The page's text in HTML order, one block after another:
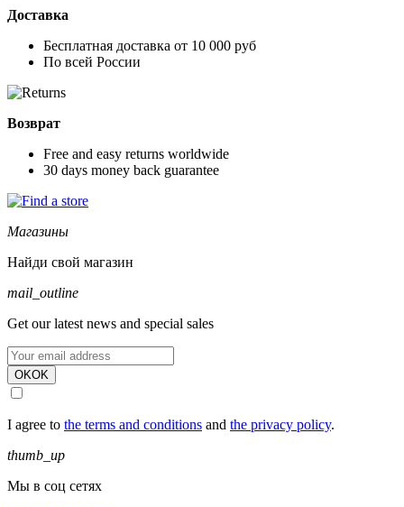
Доставка
Бесплатная доставка от 10 000 руб
По всей России
Возврат
Free and easy returns worldwide
30 days money back guarantee
Магазины
Найди свой магазин
mail_outline
Get our latest news and special sales
OKOK
I agree to the terms and conditions and the privacy policy.
thumb_up
Мы в соц сетях